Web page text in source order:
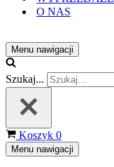
O NAS
Menu nawigacji
Szukaj...
Koszyk 0
Menu nawigacji